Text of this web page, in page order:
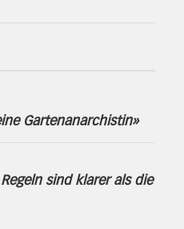
Gartenanarchistin»
sind klarer als die